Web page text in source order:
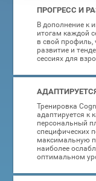
ПРОГРЕСС И
В дополнение к
итогам каждой
в свой профиль,
развитие и
сессиях для
Тренировка
адаптируется к
персональный
специфических
максимальную
наиболее
оптимальном